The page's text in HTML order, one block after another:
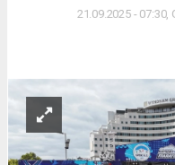
21.09.2025 - 07:30,